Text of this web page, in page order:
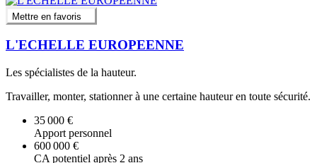
Mettre en favoris
L'ECHELLE EUROPEENNE
Les spécialistes de la hauteur.
Travailler, monter, stationner à une certaine hauteur en toute sécurité.
35 000 €
Apport personnel
600 000 €
CA potentiel après 2 ans